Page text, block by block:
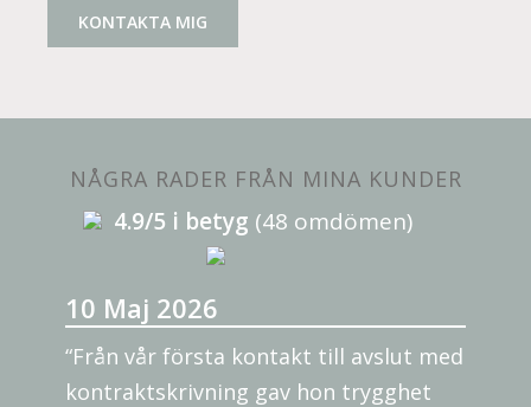
KONTAKTA MIG
NÅGRA RADER FRÅN MINA KUNDER
4.9/5 i betyg (48 omdömen)
10 Maj 2026
“Från vår första kontakt till avslut med
kontraktskrivning gav hon trygghet